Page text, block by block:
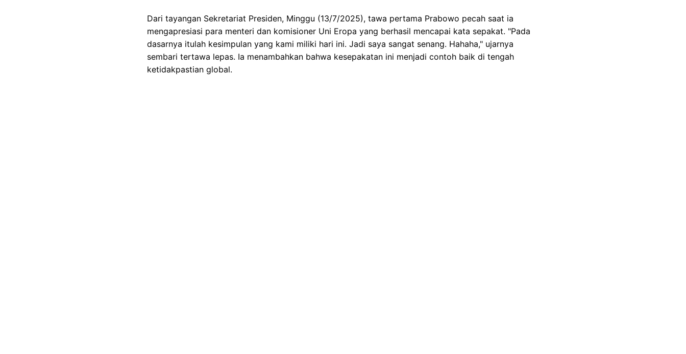
Dari tayangan Sekretariat Presiden, Minggu (13/7/2025), tawa pertama Prabowo pecah saat ia
mengapresiasi para menteri dan komisioner Uni Eropa yang berhasil mencapai kata sepakat. "Pada
dasarnya itulah kesimpulan yang kami miliki hari ini. Jadi saya sangat senang. Hahaha," ujarnya
sembari tertawa lepas. Ia menambahkan bahwa kesepakatan ini menjadi contoh baik di tengah
ketidakpastian global.